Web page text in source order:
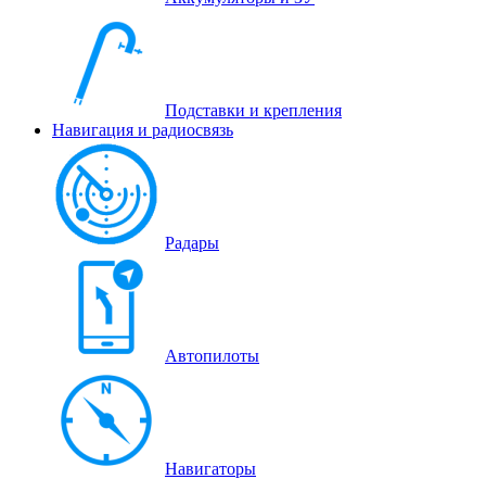
Подставки и крепления
Навигация и радиосвязь
Радары
Автопилоты
Навигаторы